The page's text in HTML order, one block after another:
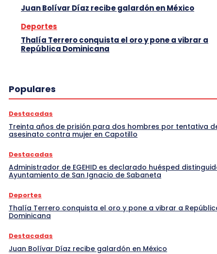
Juan Bolívar Díaz recibe galardón en México
Deportes
Thalía Terrero conquista el oro y pone a vibrar a
República Dominicana
Populares
Destacadas
Treinta años de prisión para dos hombres por tentativa
asesinato contra mujer en Capotillo
Destacadas
Administrador de EGEHID es declarado huésped
Ayuntamiento de San Ignacio de Sabaneta
Deportes
Thalía Terrero conquista el oro y pone a vibrar a
Dominicana
Destacadas
Juan Bolívar Díaz recibe galardón en México